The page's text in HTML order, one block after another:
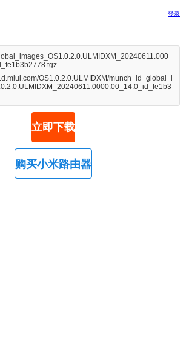
登录
OS1.0.2.0.ULMIDXM/munch_id_global_i
立即下载
购买小米路由器